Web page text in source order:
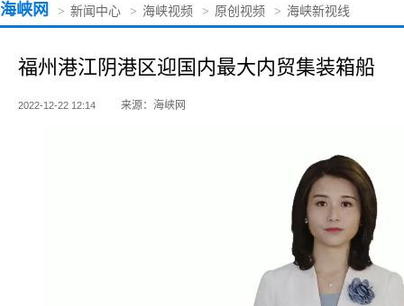
海峡网 > 新闻中心 > 海峡视频 > 原创视频 > 海峡新视线
福州港江阴港区迎国内最大内贸集装箱船
2022-12-22 12:14 来源：海峡网